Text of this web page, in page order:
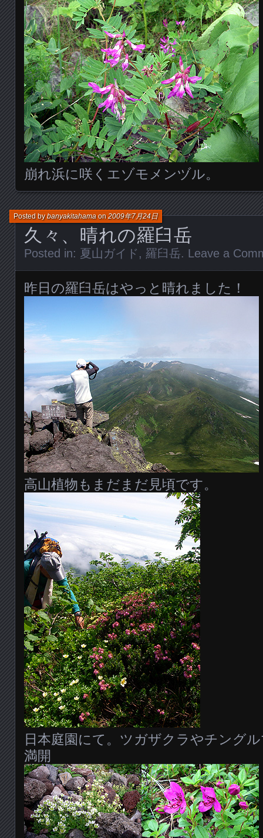
崩れ浜に咲くエゾモメンヅル。
久々、晴れの羅臼岳
Posted bybanyakitahamaon2009年7月24日
Posted in: 夏山ガイド , 羅臼岳. Leave a
昨日の羅臼岳はやっと晴れました！
高山植物もまだまだ見頃です。
日本庭園にて。ツガザクラやチング
満開